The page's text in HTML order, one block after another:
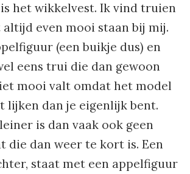
het wikkelvest. Ik vind truien
even mooi staan bij mij.
(een buikje dus) en
eens trui die dan gewoon
mooi valt omdat het model
lijken dan je eigenlijk bent.
is dan vaak ook geen
die dan weer te kort is. Een
staat met een appelfiguur